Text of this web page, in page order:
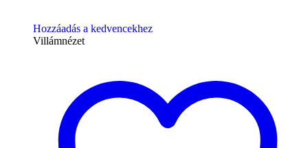
Hozzáadás a kedvencekhez
Villámnézet